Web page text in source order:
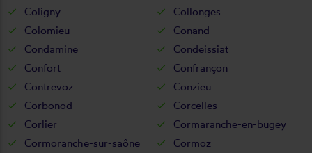
Coligny
Collonges
Colomieu
Conand
Condamine
Condeissiat
Confort
Confrançon
Contrevoz
Conzieu
Corbonod
Corcelles
Corlier
Cormaranche-en-bugey
Cormoranche-sur-saône
Cormoz